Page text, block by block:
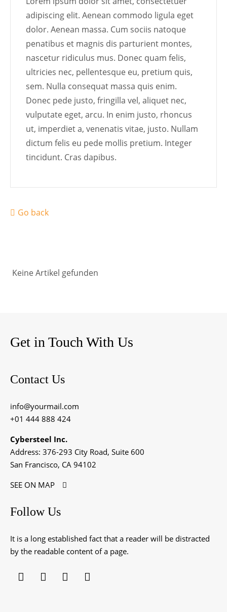
adipiscing elit. Aenean commodo ligula eget
dolor. Aenean massa. Cum sociis natoque
penatibus et magnis dis parturient montes,
nascetur ridiculus mus. Donec quam felis,
ultricies nec, pellentesque eu, pretium quis,
sem. Nulla consequat massa quis enim.
Donec pede justo, fringilla vel, aliquet nec,
vulputate eget, arcu. In enim justo, rhoncus
ut, imperdiet a, venenatis vitae, justo. Nullam
dictum felis eu pede mollis pretium. Integer
tincidunt. Cras dapibus.
Go back
Keine Artikel gefunden
Get in Touch With Us
Contact Us
info@yourmail.com
+01 444 888 424
Cybersteel Inc.
Address: 376-293 City Road, Suite 600
San Francisco, CA 94102
SEE ON MAP
Follow Us
It is a long established fact that a reader will be distracted
by the readable content of a page.